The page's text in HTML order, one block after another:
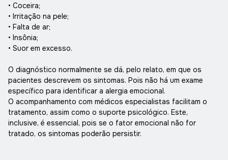
• Coceira;
• Irritação na pele;
• Falta de ar;
• Insônia;
• Suor em excesso.
O diagnóstico normalmente se dá, pelo relato, em que os
pacientes descrevem os sintomas. Pois não há um exame
específico para identificar a alergia emocional.
O acompanhamento com médicos especialistas facilitam o
tratamento, assim como o suporte psicológico. Este,
inclusive, é essencial, pois se o fator emocional não for
tratado, os sintomas poderão persistir.